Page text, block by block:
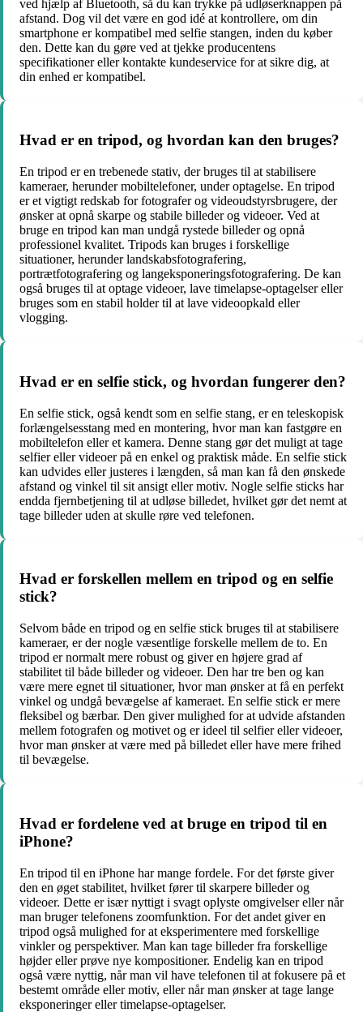
ved hjælp af Bluetooth, så du kan trykke på udløserknappen på
afstand. Dog vil det være en god idé at kontrollere, om din
smartphone er kompatibel med selfie stangen, inden du køber
den. Dette kan du gøre ved at tjekke producentens
specifikationer eller kontakte kundeservice for at sikre dig, at
din enhed er kompatibel.
Hvad er en tripod, og hvordan kan den bruges?
En tripod er en trebenede stativ, der bruges til at stabilisere
kameraer, herunder mobiltelefoner, under optagelse. En tripod
er et vigtigt redskab for fotografer og videoudstyrsbrugere, der
ønsker at opnå skarpe og stabile billeder og videoer. Ved at
bruge en tripod kan man undgå rystede billeder og opnå
professionel kvalitet. Tripods kan bruges i forskellige
situationer, herunder landskabsfotografering,
portrætfotografering og langeksponeringsfotografering. De kan
også bruges til at optage videoer, lave timelapse-optagelser eller
bruges som en stabil holder til at lave videoopkald eller
vlogging.
Hvad er en selfie stick, og hvordan fungerer den?
En selfie stick, også kendt som en selfie stang, er en teleskopisk
forlængelsesstang med en montering, hvor man kan fastgøre en
mobiltelefon eller et kamera. Denne stang gør det muligt at tage
selfier eller videoer på en enkel og praktisk måde. En selfie stick
kan udvides eller justeres i længden, så man kan få den ønskede
afstand og vinkel til sit ansigt eller motiv. Nogle selfie sticks har
endda fjernbetjening til at udløse billedet, hvilket gør det nemt at
tage billeder uden at skulle røre ved telefonen.
Hvad er forskellen mellem en tripod og en selfie
stick?
Selvom både en tripod og en selfie stick bruges til at stabilisere
kameraer, er der nogle væsentlige forskelle mellem de to. En
tripod er normalt mere robust og giver en højere grad af
stabilitet til både billeder og videoer. Den har tre ben og kan
være mere egnet til situationer, hvor man ønsker at få en perfekt
vinkel og undgå bevægelse af kameraet. En selfie stick er mere
fleksibel og bærbar. Den giver mulighed for at udvide afstanden
mellem fotografen og motivet og er ideel til selfier eller videoer,
hvor man ønsker at være med på billedet eller have mere frihed
til bevægelse.
Hvad er fordelene ved at bruge en tripod til en
iPhone?
En tripod til en iPhone har mange fordele. For det første giver
den en øget stabilitet, hvilket fører til skarpere billeder og
videoer. Dette er især nyttigt i svagt oplyste omgivelser eller når
man bruger telefonens zoomfunktion. For det andet giver en
tripod også mulighed for at eksperimentere med forskellige
vinkler og perspektiver. Man kan tage billeder fra forskellige
højder eller prøve nye kompositioner. Endelig kan en tripod
også være nyttig, når man vil have telefonen til at fokusere på et
bestemt område eller motiv, eller når man ønsker at tage lange
eksponeringer eller timelapse-optagelser.